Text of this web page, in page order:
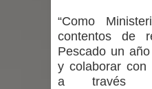
“Como
contentos de
Pescado un
y colaborar con
a través